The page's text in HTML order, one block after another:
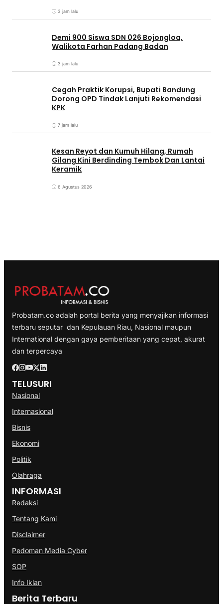
3 jam lalu
Demi 900 Siswa SDN 026 Bojongloa,
Walikota Farhan Padang Badan
3 jam lalu
Cegah Praktik Korupsi, Bupati Bandung
Dorong OPD Tindak Lanjuti Rekomendasi
KPK
7 jam lalu
Kesan Reyot dan Kumuh Hilang, Rumah
Gilang Kini Berdinding Tembok Dan Lantai
Keramik
6 Agustus 2026
Probatam.co adalah portal berita yang menyajikan informasi
terbaru seputar dan Kepulauan Riau, Nasional maupun
International dengan gaya pemberitaan yang cepat, akurat
dan terpercaya
TELUSURI
Nasional
Internasional
Bisnis
Ekonomi
Politik
Olahraga
INFORMASI
Redaksi
Tentang Kami
Disclaimer
Pedoman Media Cyber
SOP
Info Iklan
Berita Terbaru